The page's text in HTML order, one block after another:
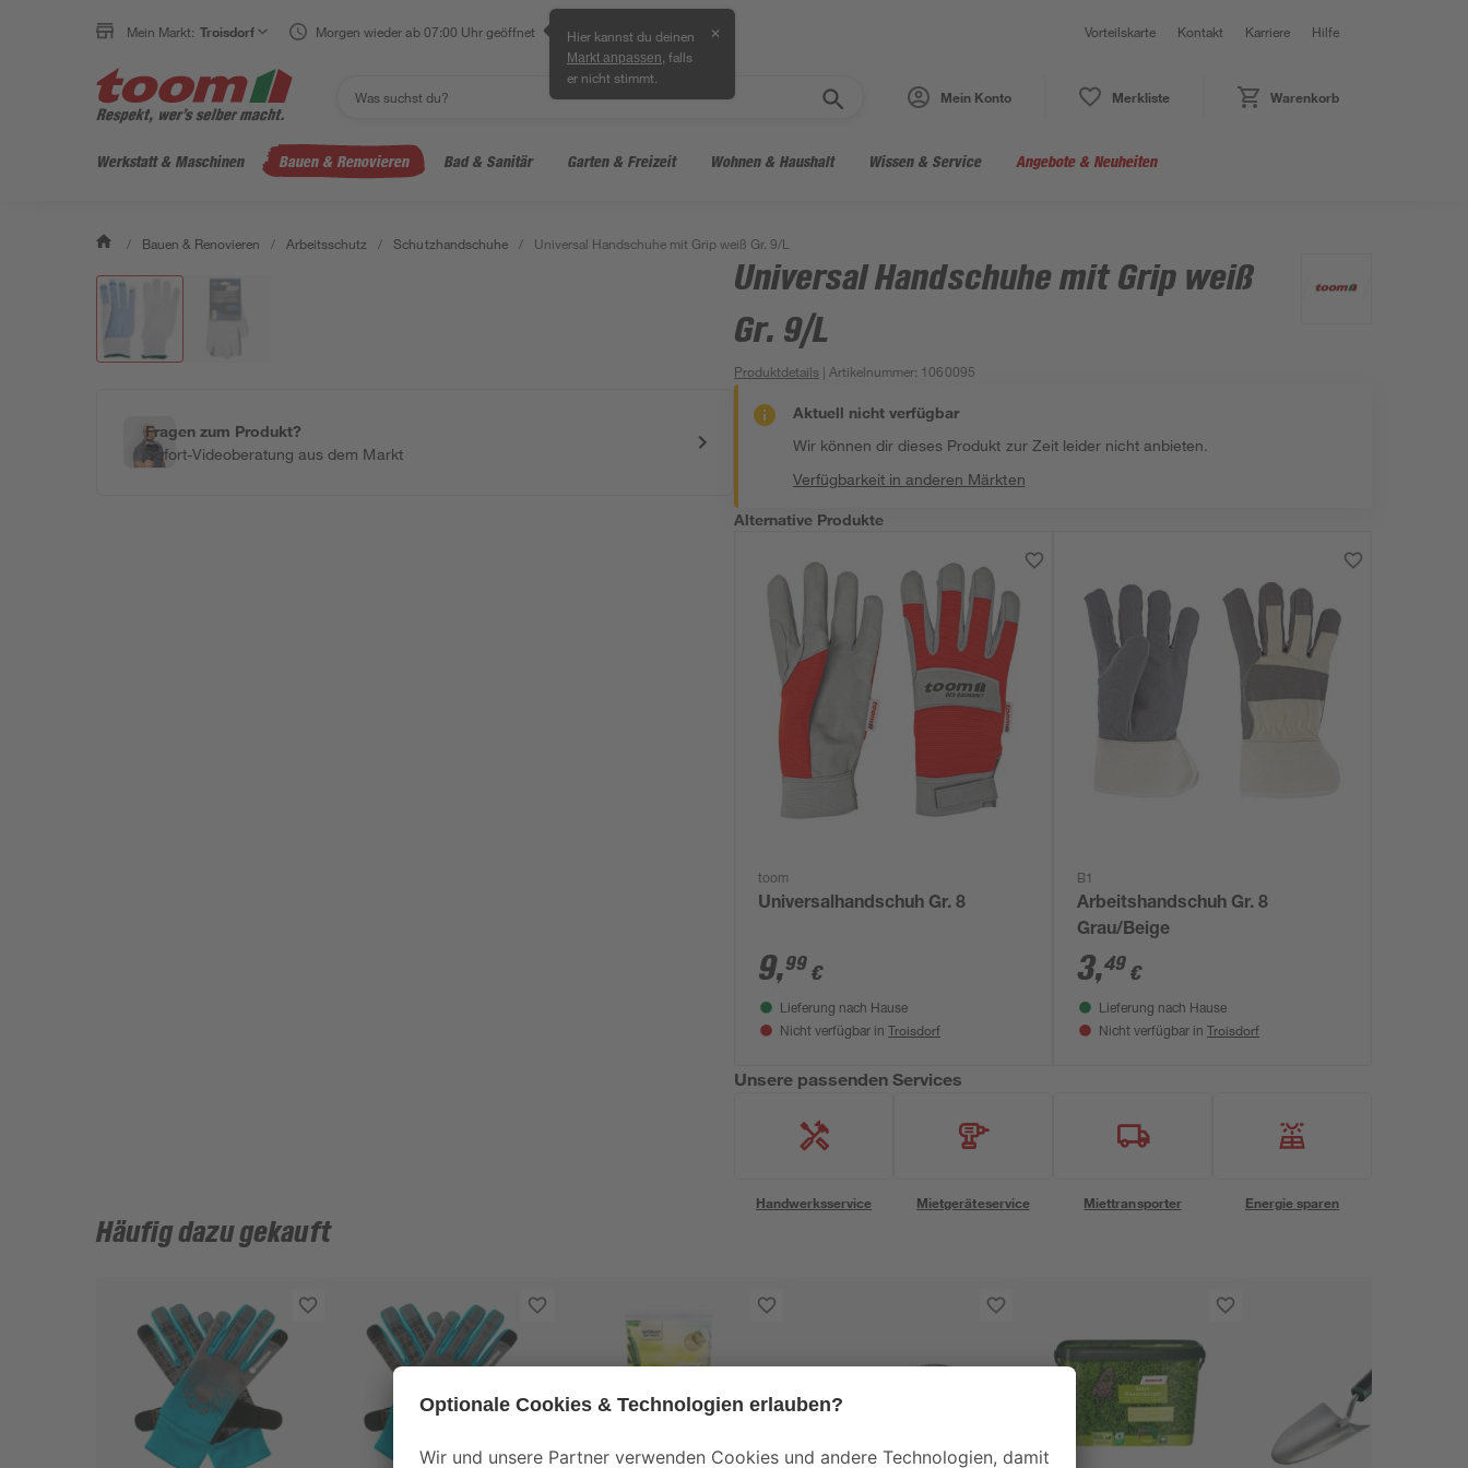
Mein Markt: Troisdorf Morgen wieder ab 07:00 Uhr geöffnet Hier kannst du deinen
Markt anpassen , falls
er nicht stimmt.
✕ Vorteilskarte Kontakt Karriere Hilfe
Mein Konto Merkliste Warenkorb
Werkstatt & Maschinen Bauen & Renovieren Bad & Sanitär Garten & Freizeit Wohnen & Haushalt Wissen & Service Angebote & Neuheiten
/ Bauen & Renovieren / Arbeitsschutz / Schutzhandschuhe / Universal Handschuhe mit Grip weiß Gr. 9/L
Fragen zum Produkt?
Sofort-Videoberatung aus dem Markt
Universal Handschuhe mit Grip weiß
Gr. 9/L
Produktdetails | Artikelnummer: 1060095
Aktuell nicht verfügbar
Wir können dir dieses Produkt zur Zeit leider nicht anbieten.
Verfügbarkeit in anderen Märkten
Alternative Produkte
toom
Universalhandschuh Gr. 8
9,99 €
Lieferung nach Hause
Nicht verfügbar in Troisdorf
B1
Arbeitshandschuh Gr. 8
Grau/Beige
3,49 €
Lieferung nach Hause
Nicht verfügbar in Troisdorf
Unsere passenden Services
Handwerksservice Mietgeräteservice Miettransporter Energie sparen
Häufig dazu gekauft